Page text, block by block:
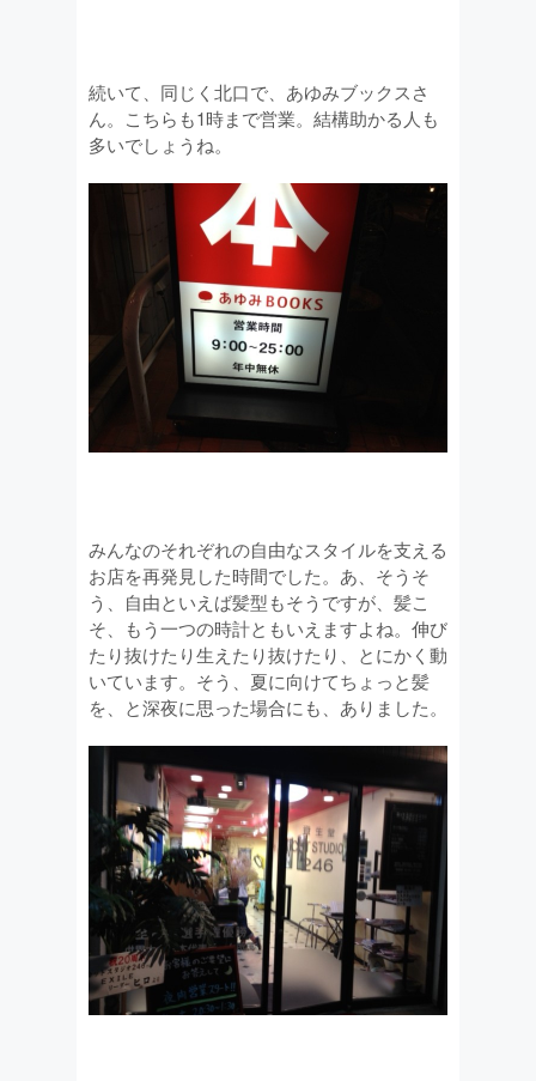
続いて、同じく北口で、あゆみブックスさ
ん。こちらも1時まで営業。結構助かる人も
多いでしょうね。
みんなのそれぞれの自由なスタイルを支える
お店を再発見した時間でした。あ、そうそ
う、自由といえば髪型もそうですが、髪こ
そ、もう一つの時計ともいえますよね。伸び
たり抜けたり生えたり抜けたり、とにかく動
いています。そう、夏に向けてちょっと髪
を、と深夜に思った場合にも、ありました。